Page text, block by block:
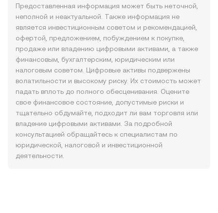
Предоставленная информация может быть неточной,
неполной и неактуальной. Также информация не
является инвестиционным советом и рекомендацией,
офертой, предложением, побуждением к покупке,
продаже или владению цифровыми активами, а также
финансовым, бухгалтерским, юридическим или
налоговым советом. Цифровые активы подвержены
волатильности и высокому риску. Их стоимость может
падать вплоть до полного обесценивания. Оцените
свое финансовое состояние, допустимые риски и
тщательно обдумайте, подходит ли вам торговля или
владение цифровыми активами. За подробной
консультацией обращайтесь к специалистам по
юридической, налоговой и инвестиционной
деятельности.